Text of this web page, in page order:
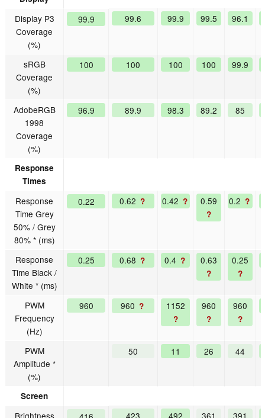
Display P3
Coverage
(%)
99.9 99.6 99.9 99.5 96.1
sRGB
Coverage
(%)
100 100 100 100 99.9
AdobeRGB
1998
Coverage
(%)
96.9 89.9 98.3 89.2 85
Response
Times
Response
Time Grey
50% / Grey
80% * (ms)
0.22 0.62 ? 0.42 ? 0.59
?
0.2 ?
Response
Time Black /
White * (ms)
0.25 0.68 ? 0.4 ? 0.63
?
0.25
?
PWM
Frequency
(Hz)
960 960 ? 1152
?
960
?
960
?
PWM
Amplitude *
(%)
50 11 26 44
Screen